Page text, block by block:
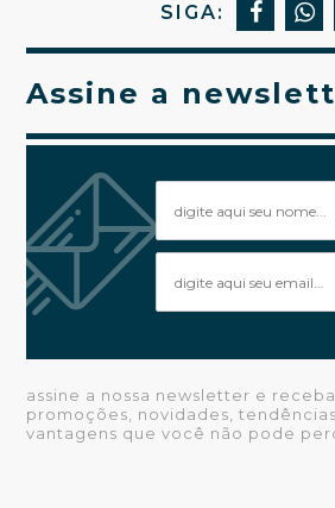
SIGA:
Assine a
assine a nossa newsletter e
promoções, novidades,
vantagens que você não pode